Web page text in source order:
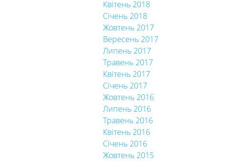
Квітень 2018
Січень 2018
Жовтень 2017
Вересень 2017
Липень 2017
Травень 2017
Квітень 2017
Січень 2017
Жовтень 2016
Липень 2016
Травень 2016
Квітень 2016
Січень 2016
Жовтень 2015